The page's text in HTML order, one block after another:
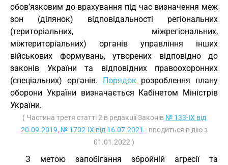
обов’язковим до врахування під час визначення меж
зон (ділянок) відповідальності регіональних
(територіальних, міжрегіональних,
міжтериторіальних) органів управління інших
військових формувань, утворених відповідно до
законів України та відповідних правоохоронних
(спеціальних) органів. Порядокрозроблення плану
оборони України визначається Кабінетом Міністрів
України.
( Частина третя статті 2 в редакції Законів № 133-IX від
20.09.2019, № 1702-IX від 16.07.2021 - вводиться в дію з
01.01.2022 )
З метою запобігання збройній агресії та